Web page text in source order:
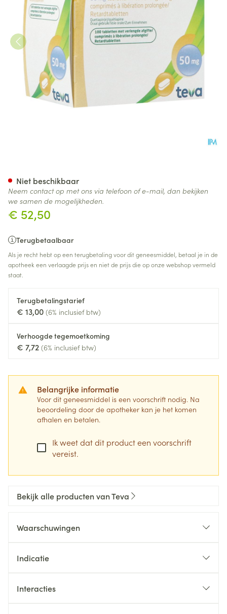
€ 52,50
Terugbetaalbaar
Als je recht hebt op een terugbetaling voor dit geneesmiddel, betaal je in de
apotheek een verlaagde prijs en niet de prijs die op onze webshop vermeld
staat.
Terugbetalingstarief
€ 13,00 (6% inclusief btw)
Verhoogde tegemoetkoming
€ 7,72 (6% inclusief btw)
Belangrijke informatie
Voor dit geneesmiddel is een voorschrift nodig. Na
beoordeling door de apotheker kan je het komen
afhalen en betalen.
Ik weet dat dit product een voorschrift
vereist.
Niet beschikbaar
Neem contact op met ons via telefoon of e-mail, dan bekijken
we samen de mogelijkheden.
Bekijk alle producten van Teva
Waarschuwingen
Indicatie
Interacties